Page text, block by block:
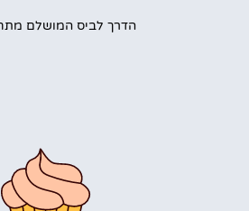
הדרך לביס המושלם